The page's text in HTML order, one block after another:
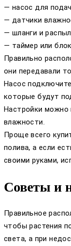
— насос для
— датчики
— шланги и
— таймер или
Правильно
они передавали
Насос
которые будут
Настройки можно
влажности.
Проще всего
полива, а если
своими руками,
Советы и
Правильное
чтобы растения
света, а при